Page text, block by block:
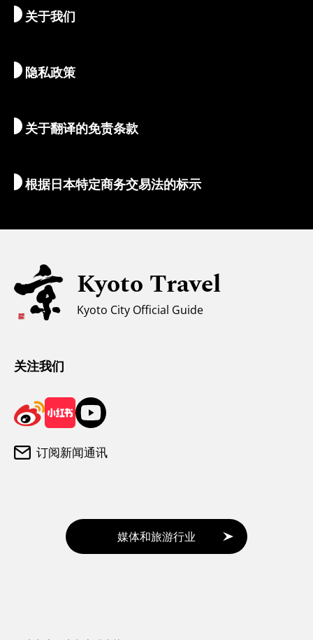
艺术与文化
清晨与夜间观光
住宿推荐
推荐行程
畅游京都
地图和工具
翻译导游
外币兑换/税金
无障碍旅游
穆斯林友好环境
气候和服装
关于我们
隐私政策
关于翻译的免责条款
根据日本特定商务交易法的标示
Kyoto Travel
Kyoto City Official Guide
关注我们
订阅新闻通讯
媒体和旅游行业